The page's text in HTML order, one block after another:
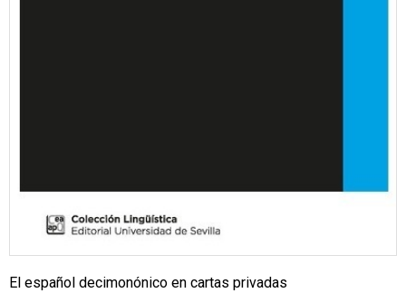
El español decimonónico en cartas privadas